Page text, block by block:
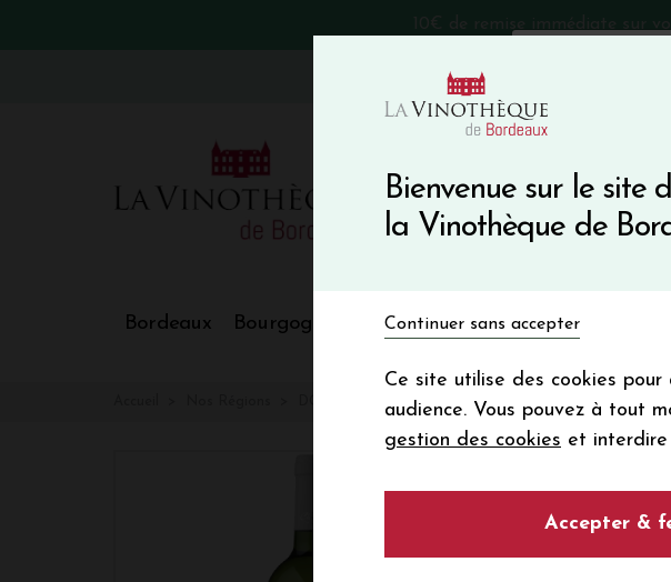
Bienvenue sur le site
la Vinothèque de
Continuer sans accepter
Ce site utilise des cookies
audience. Vous pouvez à tout
gestion des cookies et interdire
Accepter &
VinoBlog
Bordeaux Bourgogne Nos Régions Vins du monde
DOMAINE CHIROULET Terres Blanches